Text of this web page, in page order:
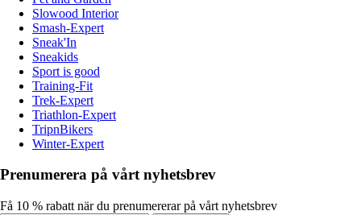
Slowood Interior
Smash-Expert
Sneak'In
Sneakids
Sport is good
Training-Fit
Trek-Expert
Triathlon-Expert
TripnBikers
Winter-Expert
Prenumerera på vårt nyhetsbrev
Få 10 % rabatt när du prenumererar på vårt nyhetsbrev